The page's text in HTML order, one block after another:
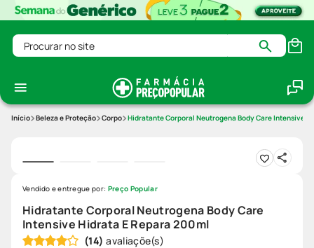
Procurar no site
Beleza e Proteção Corpo Hidratante Corporal Neutrogena Body Care Intensive
Hidratante Corporal Neutrogena Body Care
Intensive Hidrata E Repara 200ml
(14)
Vendido e entregue por: Preço Popular